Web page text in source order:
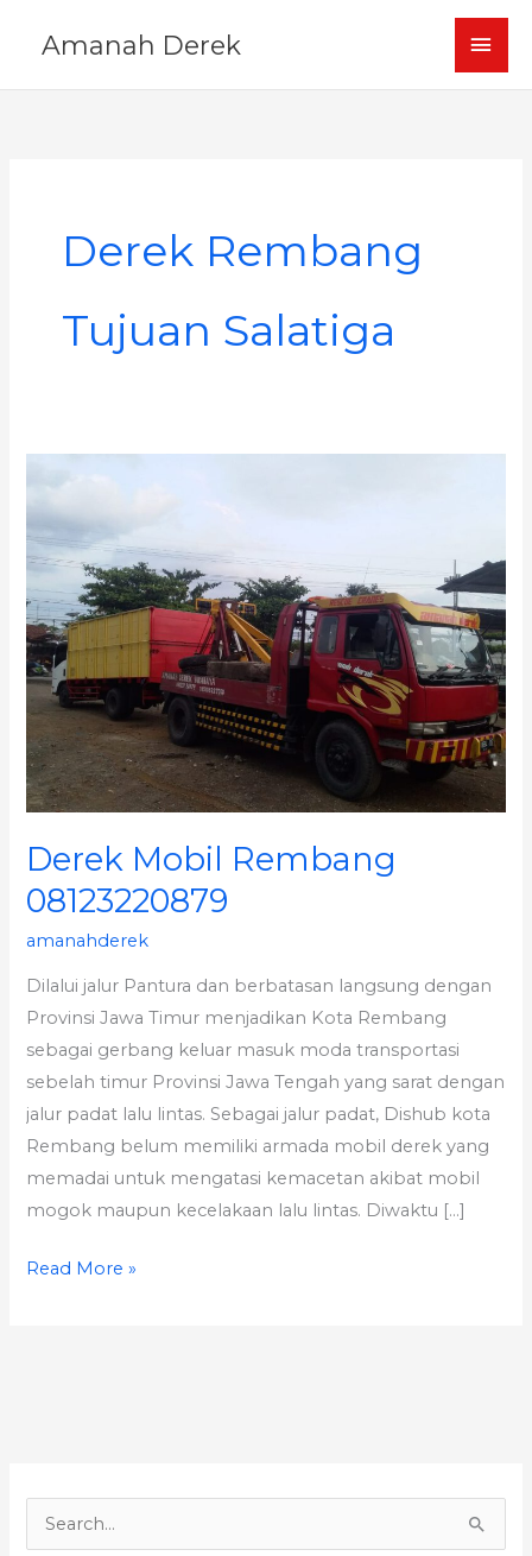
Amanah Derek
Derek Rembang
Tujuan Salatiga
Derek Mobil Rembang
08123220879
amanahderek
Dilalui jalur Pantura dan berbatasan langsung dengan
Provinsi Jawa Timur menjadikan Kota Rembang
sebagai gerbang keluar masuk moda transportasi
sebelah timur Provinsi Jawa Tengah yang sarat dengan
jalur padat lalu lintas. Sebagai jalur padat, Dishub kota
Rembang belum memiliki armada mobil derek yang
memadai untuk mengatasi kemacetan akibat mobil
mogok maupun kecelakaan lalu lintas. Diwaktu […]
Rembang
08123220879
Read More »